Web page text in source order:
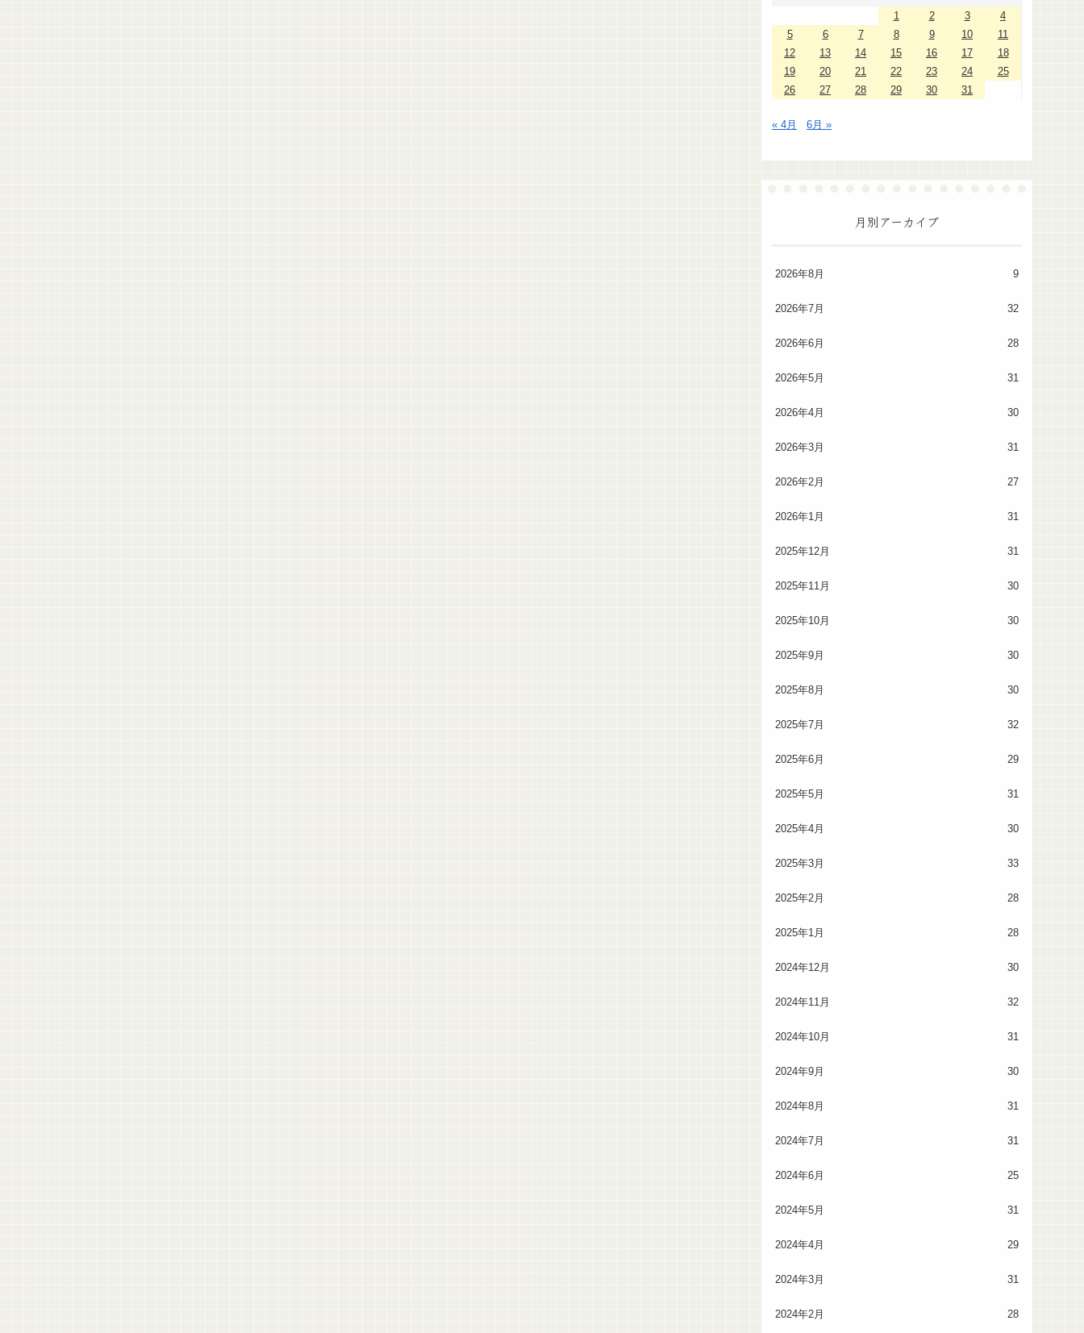
1
2 3
4
5
6 7 8 9 10
11
12
13 14 15 16 17
18
19
20 21 22 23 24
25
26
27 28 29 30 31
« 4月 6月 »
月別アーカイブ
2026年8月 9
2026年7月 32
2026年6月 28
2026年5月 31
2026年4月 30
2026年3月 31
2026年2月 27
2026年1月 31
2025年12月 31
2025年11月 30
2025年10月 30
2025年9月 30
2025年8月 30
2025年7月 32
2025年6月 29
2025年5月 31
2025年4月 30
2025年3月 33
2025年2月 28
2025年1月 28
2024年12月 30
2024年11月 32
2024年10月 31
2024年9月 30
2024年8月 31
2024年7月 31
2024年6月 25
2024年5月 31
2024年4月 29
2024年3月 31
2024年2月 28